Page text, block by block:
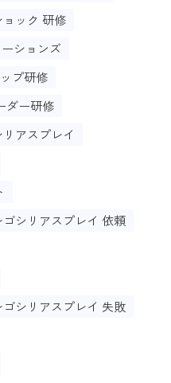
ョック 研修
ションズ
プ研修
ダー研修
リアスプレイ
ゴシリアスプレイ 依頼
ゴシリアスプレイ 失敗